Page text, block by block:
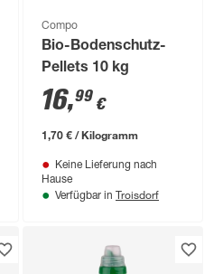
Compo
Bio-Bodenschutz-
Pellets 10 kg
16,99 €
1,70 € / Kilogramm
Keine Lieferung nach
Hause
Verfügbar in Troisdorf